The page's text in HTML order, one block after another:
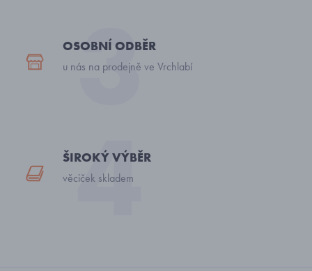
OSOBNÍ ODBĚR
u nás na prodejně ve Vrchlabí
ŠIROKÝ VÝBĚR
věciček skladem